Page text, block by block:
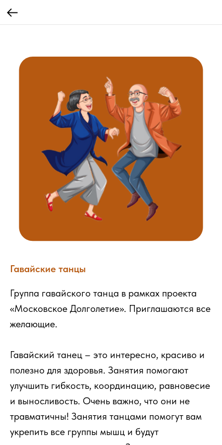
Гавайские танцы
Группа гавайского танца в рамках проекта
«Московское Долголетие». Приглашаются все
желающие.
Гавайский танец – это интересно, красиво и
полезно для здоровья. Занятия помогают
улучшить гибкость, координацию, равновесие
и выносливость. Очень важно, что они не
травматичны! Занятия танцами помогут вам
укрепить все группы мышц и будут